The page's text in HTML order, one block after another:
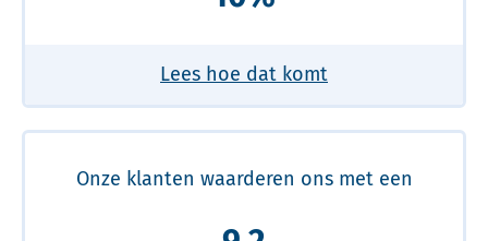
Lees hoe dat komt
Onze klanten waarderen ons met een